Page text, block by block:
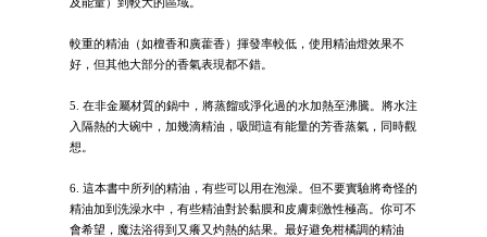
較重的精油（如檀香和廣藿香）揮發率較低，使用精油燈效果不
好，但其他大部分的香氣表現都不錯。
5. 在非金屬材質的鍋中，將蒸餾或淨化過的水加熱至沸騰。將水注
入隔熱的大碗中，加幾滴精油，吸聞這有能量的芳香蒸氣，同時觀
想。
6. 這本書中所列的精油，有些可以用在泡澡。但不要實驗將奇怪的
精油加到洗澡水中，有些精油對於黏膜和皮膚刺激性極高。你可不
會希望，魔法浴得到又癢又灼熱的結果。最好避免柑橘調的精油